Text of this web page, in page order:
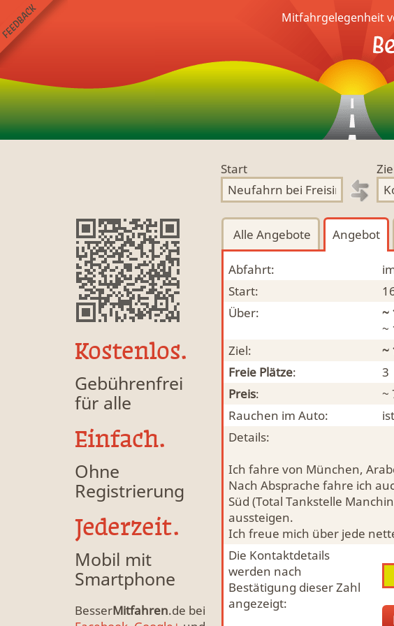
Start
Kostenlos.
Gebührenfrei
für alle
Einfach.
Ohne
Registrierung
Jederzeit.
Mobil mit
Smartphone
BesserMitfahren.de bei
Mitfahrgelegenheit
Alle Angebote Angebot
Abfahrt:
Start:
Über:
~
~
Ziel:
~
Freie Plätze:
3
Preis:
~
Rauchen im Auto:
Details:
Ich fahre von München,
Nach Absprache fahre ich
Süd (Total Tankstelle
aussteigen.
Ich freue mich über jede
Die Kontaktdetails
werden nach
Bestätigung dieser Zahl
angezeigt: